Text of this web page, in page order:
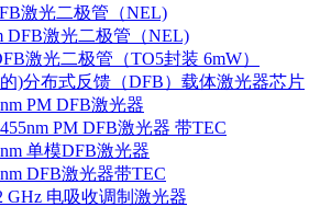
激光二极管（NEL)
DFB激光二极管（NEL)
激光二极管（TO5封装 6mW）
)分布式反馈（DFB）载体激光器芯片
PM DFB激光器
PM DFB激光器 带TEC
单模DFB激光器
DFB激光器带TEC
GHz 电吸收调制激光器